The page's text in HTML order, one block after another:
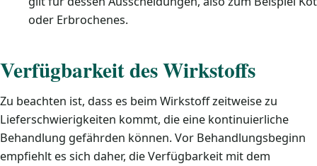
oder Erbrochenes.
Verfügbarkeit des Wirkstoffs
Zu beachten ist, dass es beim Wirkstoff zeitweise zu
Lieferschwierigkeiten kommt, die eine kontinuierliche
Behandlung gefährden können. Vor Behandlungsbeginn
empfiehlt es sich daher, die Verfügbarkeit mit dem